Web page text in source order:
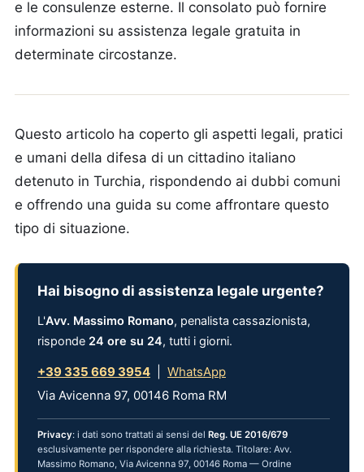
e le consulenze esterne. Il consolato può fornire
informazioni su assistenza legale gratuita in
determinate circostanze.
Questo articolo ha coperto gli aspetti legali, pratici
e umani della difesa di un cittadino italiano
detenuto in Turchia, rispondendo ai dubbi comuni
e offrendo una guida su come affrontare questo
tipo di situazione.
Hai bisogno di assistenza legale urgente?
L'Avv. Massimo Romano, penalista cassazionista,
risponde 24 ore su 24, tutti i giorni.
+39 335 669 3954
WhatsApp
Via Avicenna 97, 00146 Roma RM
Privacy: i dati sono trattati ai sensi del Reg. UE 2016/679
esclusivamente per rispondere alla richiesta. Titolare: Avv.
Massimo Romano, Via Avicenna 97, 00146 Roma — Ordine